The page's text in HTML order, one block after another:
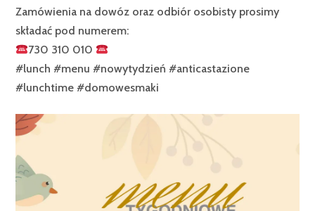
Zamówienia na dowóz oraz odbiór osobisty prosimy
składać pod numerem:
730 310 010
#lunch #menu #nowytydzień #anticastazione
#lunchtime #domowesmaki